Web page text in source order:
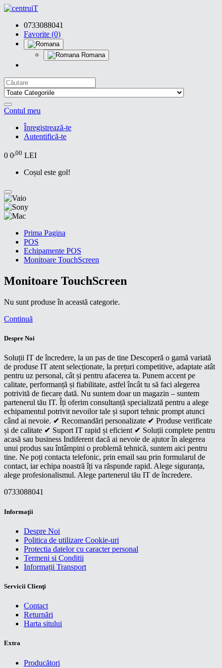
0733088041
Favorite (0)
Romana
Contul meu
Înregistrează-te
Autentifică-te
0 0,00 LEI
Coșul este gol!
Prima Pagina
POS
Echipamente POS
Monitoare TouchScreen
Monitoare TouchScreen
Nu sunt produse în această categorie.
Continuă
Despre Noi
Soluții IT de încredere, la un pas de tine Descoperă o gamă variată
de produse IT atent selecționate, la prețuri competitive, adaptate atât
pentru uz personal, cât și pentru afacerea ta. Punem accent pe
calitate, performanță și fiabilitate, astfel încât tu să faci alegerea
potrivită de fiecare dată. Nu suntem doar un magazin – suntem
partenerul tău IT. Îți oferim consultanță specializată pentru a alege
echipamentul potrivit nevoilor tale și suport tehnic prompt atunci
când ai nevoie. ✔ Recomandări personalizate ✔ Produse verificate
și de calitate ✔ Suport IT rapid și eficient ✔ Soluții complete pentru
acasă sau business Indiferent dacă ai nevoie de ajutor în alegerea
unui produs sau întâmpini o problemă tehnică, suntem aici pentru
tine. Ne poți contacta telefonic, prin email sau prin formularul de
contact, iar echipa noastră îți va răspunde rapid. Alege siguranța,
alege profesionalismul. Alege partenerul tău IT de încredere.
0733088041
Informaţii
Despre Noi
Politica de utilizare Cookie-uri
Protectia datelor cu caracter personal
Termeni si Conditii
Informații Transport
Servicii Clienţi
Contact
Returnări
Harta sitului
Extra
Producători